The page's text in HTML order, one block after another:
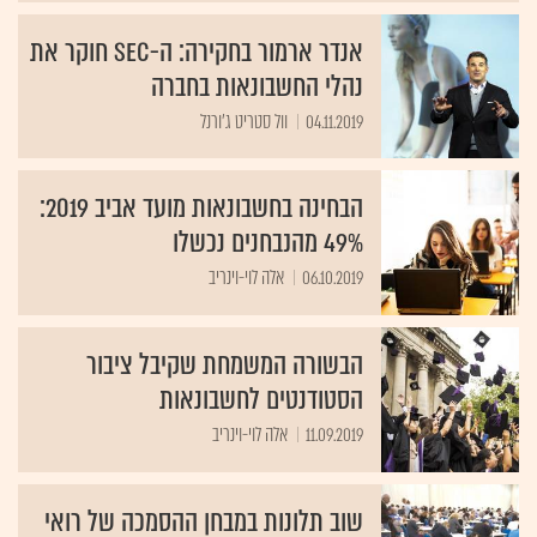
אנדר ארמור בחקירה: ה-SEC חוקר את
נהלי החשבונאות בחברה
04.11.2019 וול סטריט ג'ורנל
הבחינה בחשבונאות מועד אביב 2019:
49% מהנבחנים נכשלו
06.10.2019 אלה לוי-וינריב
הבשורה המשמחת שקיבל ציבור
הסטודנטים לחשבונאות
11.09.2019 אלה לוי-וינריב
שוב תלונות במבחן ההסמכה של רואי